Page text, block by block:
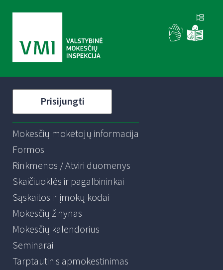
Prisijungti
Mokesčių mokėtojų informacija
Formos
Rinkmenos / Atviri duomenys
Skaičiuoklės ir pagalbininkai
Sąskaitos ir įmokų kodai
Mokesčių žinynas
Mokesčių kalendorius
Seminarai
Tarptautinis apmokestinimas